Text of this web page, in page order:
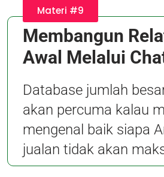
Materi #9
Membangun
Awal Melalui
Database jumlah
akan percuma kalau
mengenal baik siapa
jualan tidak akan